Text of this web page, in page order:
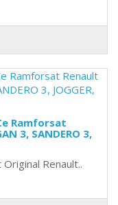
Ramforsat
3, SANDERO 3,
Renault..